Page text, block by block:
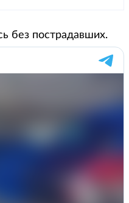
без пострадавших.